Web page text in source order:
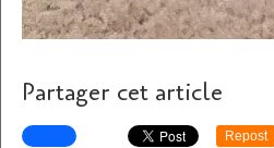
Partager cet article
Repost